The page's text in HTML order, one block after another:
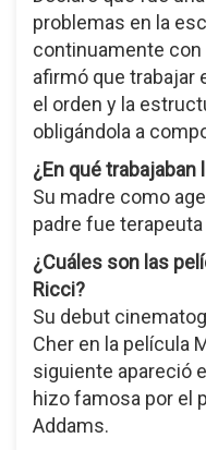
problemas en la
continuamente con
afirmó que trabajar
el orden y la
obligándola a
¿En qué
Su madre como
padre fue
¿Cuáles son las
Ricci?
Su debut
Cher en la película
siguiente apareció
hizo famosa por el
Addams.